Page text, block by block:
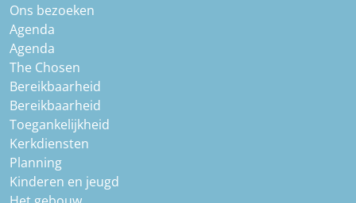
Ons bezoeken
Agenda
Agenda
The Chosen
Bereikbaarheid
Bereikbaarheid
Toegankelijkheid
Kerkdiensten
Planning
Kinderen en jeugd